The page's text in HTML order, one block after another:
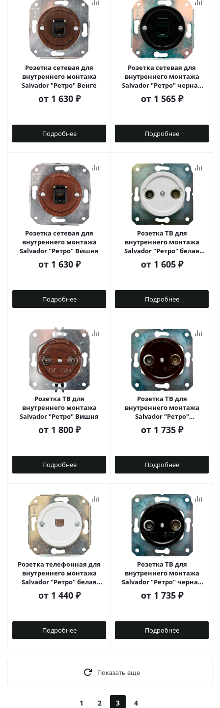
Розетка сетевая для
внутреннего монтажа
Salvador "Ретро" Венге
от 1 630 ₽
Подробнее
Розетка сетевая для
внутреннего монтажа
Salvador "Ретро" черная
серия
от 1 565 ₽
Подробнее
Розетка сетевая для
внутреннего монтажа
Salvador "Ретро" Вишня
от 1 630 ₽
Подробнее
Розетка ТВ для
внутреннего монтажа
Salvador "Ретро" белая
серия
от 1 605 ₽
Подробнее
Розетка ТВ для
внутреннего монтажа
Salvador "Ретро" Вишня
от 1 800 ₽
Подробнее
Розетка ТВ для
внутреннего монтажа
Salvador "Ретро"
коричневая серия
от 1 735 ₽
Подробнее
Розетка телефонная для
внутреннего монтажа
Salvador "Ретро" белая
серия
от 1 440 ₽
Подробнее
Розетка ТВ для
внутреннего монтажа
Salvador "Ретро" черная
серия
от 1 735 ₽
Подробнее
Показать еще
1 2 3 4